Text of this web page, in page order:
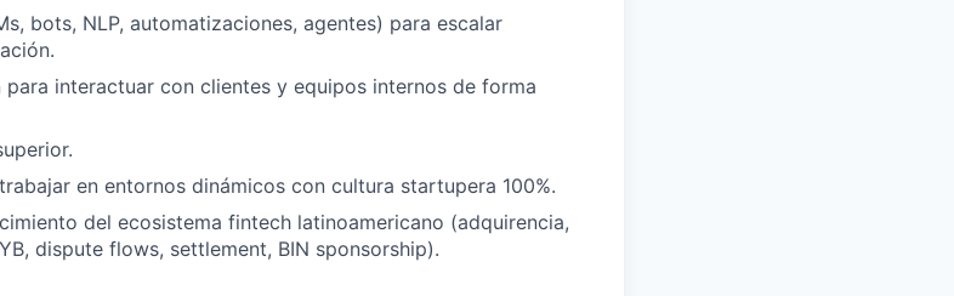
bots, NLP, automatizaciones, agentes) para escalar
interactuar con clientes y equipos internos de forma
en entornos dinámicos con cultura startupera 100%.
del ecosistema fintech latinoamericano (adquirencia,
dispute flows, settlement, BIN sponsorship).